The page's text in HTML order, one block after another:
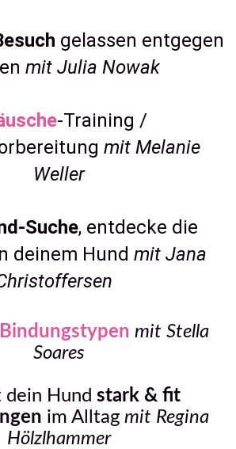
gelassen entgegen
mit Julia Nowak
-Training /
mit Melanie
Weller
Suche, entdecke die
deinem Hund mit Jana
mit Stella
Soares
dein Hund
stark & fit
im Alltag mit Regina
Hölzlhammer